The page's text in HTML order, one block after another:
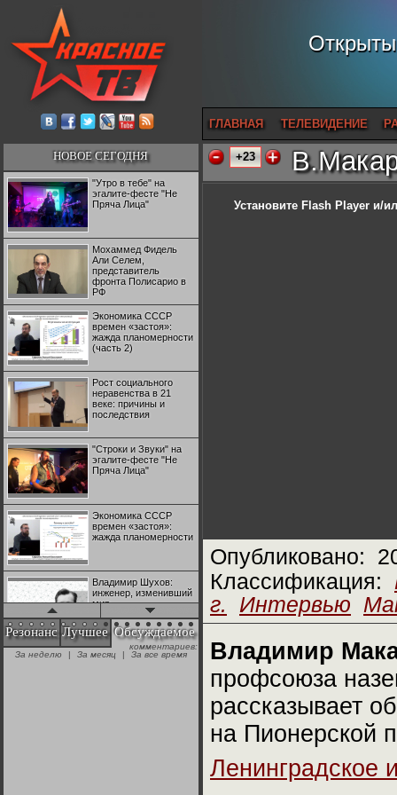
ГЛАВНАЯ ТЕЛЕВИДЕНИЕ
НОВОЕ СЕГОДНЯ
"Утро в тебе" на
эгалите-фесте "Не
Пряча Лица"
Мохаммед Фидель
Али Селем,
представитель
фронта Полисарио в
РФ
Экономика СССР
времен «застоя»:
жажда планомерности
(часть 2)
Рост социального
неравенства в 21
веке: причины и
последствия
"Строки и Звуки" на
эгалите-фесте "Не
Пряча Лица"
Экономика СССР
времен «застоя»:
жажда планомерности
Владимир Шухов:
инженер, изменивший
мир
"Аркадий Коц" на
эгалите-фесте "Не
Резонанс Лучшее Обсуждаемое
комментариев:
За неделю
| За месяц | За все время
+23
Установите Flash Player и/
Опубликовано:
Классификация:
г.
Интервью
Владимир
профсоюза
рассказывает
на Пионерской
Ленинградское